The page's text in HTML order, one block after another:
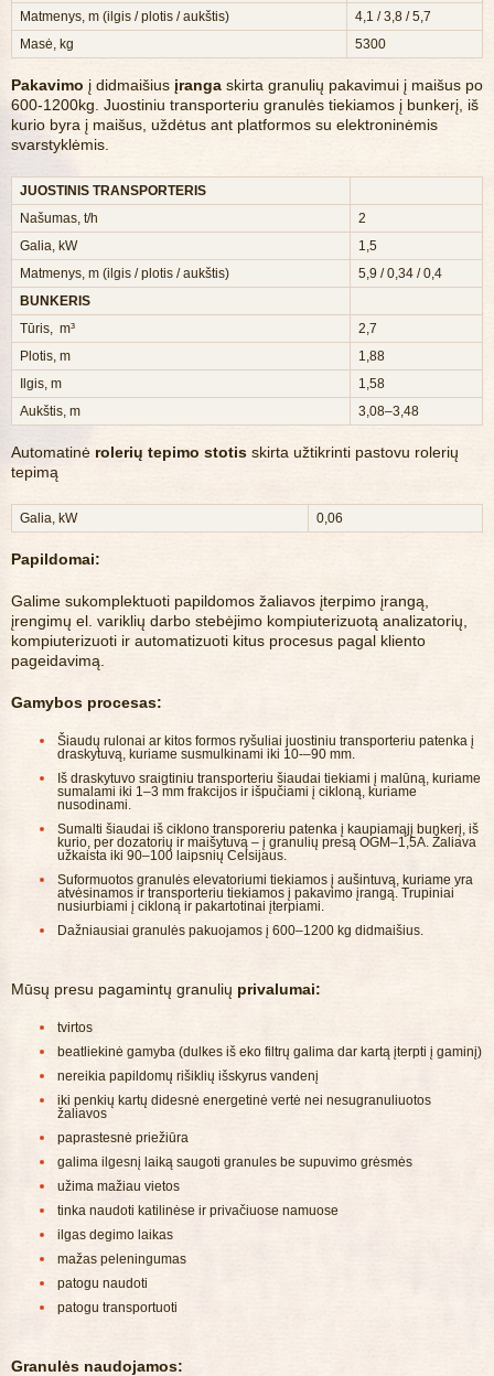
Matmenys, m (ilgis / plotis / aukštis)
4,1 / 3,8 / 5,7
Masė, kg
5300
Pakavimo į didmaišius įranga skirta granulių pakavimui į maišus po
600-1200kg. Juostiniu transporteriu granulės tiekiamos į bunkerį, iš
kurio byra į maišus, uždėtus ant platformos su elektroninėmis
svarstyklėmis.
JUOSTINIS TRANSPORTERIS
Našumas, t/h
2
Galia, kW
1,5
Matmenys, m (ilgis / plotis / aukštis)
5,9 / 0,34 / 0,4
BUNKERIS
Tūris, m³
2,7
Plotis, m
1,88
Ilgis, m
1,58
Aukštis, m
3,08–3,48
Automatinė rolerių tepimo stotis skirta užtikrinti pastovu rolerių
tepimą
Galia, kW 0,06
Papildomai:
Galime sukomplektuoti papildomos žaliavos įterpimo įrangą,
įrengimų el. variklių darbo stebėjimo kompiuterizuotą analizatorių,
kompiuterizuoti ir automatizuoti kitus procesus pagal kliento
pageidavimą.
Gamybos procesas:
Šiaudų rulonai ar kitos formos ryšuliai juostiniu transporteriu patenka į
draskytuvą, kuriame susmulkinami iki 10-–90 mm.
Iš draskytuvo sraigtiniu transporteriu šiaudai tiekiami į malūną, kuriame
sumalami iki 1–3 mm frakcijos ir išpučiami į cikloną, kuriame
nusodinami.
Sumalti šiaudai iš ciklono transporeriu patenka į kaupiamąjį bunkerį, iš
kurio, per dozatorių ir maišytuvą – į granulių presą OGM–1,5A. Žaliava
užkaista iki 90–100 laipsnių Celsijaus.
Suformuotos granulės elevatoriumi tiekiamos į aušintuvą, kuriame yra
atvėsinamos ir transporteriu tiekiamos į pakavimo įrangą. Trupiniai
nusiurbiami į cikloną ir pakartotinai įterpiami.
Dažniausiai granulės pakuojamos į 600–1200 kg didmaišius.
Mūsų presu pagamintų granulių privalumai:
tvirtos
beatliekinė gamyba (dulkes iš eko filtrų galima dar kartą įterpti į gaminį)
nereikia papildomų rišiklių išskyrus vandenį
iki penkių kartų didesnė energetinė vertė nei nesugranuliuotos
žaliavos
paprastesnė priežiūra
galima ilgesnį laiką saugoti granules be supuvimo grėsmės
užima mažiau vietos
tinka naudoti katilinėse ir privačiuose namuose
ilgas degimo laikas
mažas peleningumas
patogu naudoti
patogu transportuoti
Granulės naudojamos: